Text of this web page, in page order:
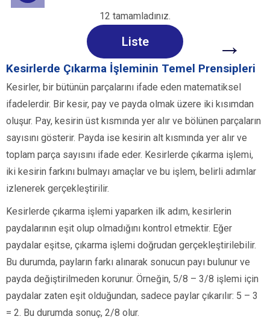
12 tamamladınız.
Liste →
Kesirlerde Çıkarma İşleminin Temel Prensipleri
Kesirler, bir bütünün parçalarını ifade eden matematiksel
ifadelerdir. Bir kesir, pay ve payda olmak üzere iki kısımdan
oluşur. Pay, kesirin üst kısmında yer alır ve bölünen parçaların
sayısını gösterir. Payda ise kesirin alt kısmında yer alır ve
toplam parça sayısını ifade eder. Kesirlerde çıkarma işlemi,
iki kesirin farkını bulmayı amaçlar ve bu işlem, belirli adımlar
izlenerek gerçekleştirilir.
Kesirlerde çıkarma işlemi yaparken ilk adım, kesirlerin
paydalarının eşit olup olmadığını kontrol etmektir. Eğer
paydalar eşitse, çıkarma işlemi doğrudan gerçekleştirilebilir.
Bu durumda, payların farkı alınarak sonucun payı bulunur ve
payda değiştirilmeden korunur. Örneğin, 5/8 – 3/8 işlemi için
paydalar zaten eşit olduğundan, sadece paylar çıkarılır: 5 – 3
= 2. Bu durumda sonuç, 2/8 olur.